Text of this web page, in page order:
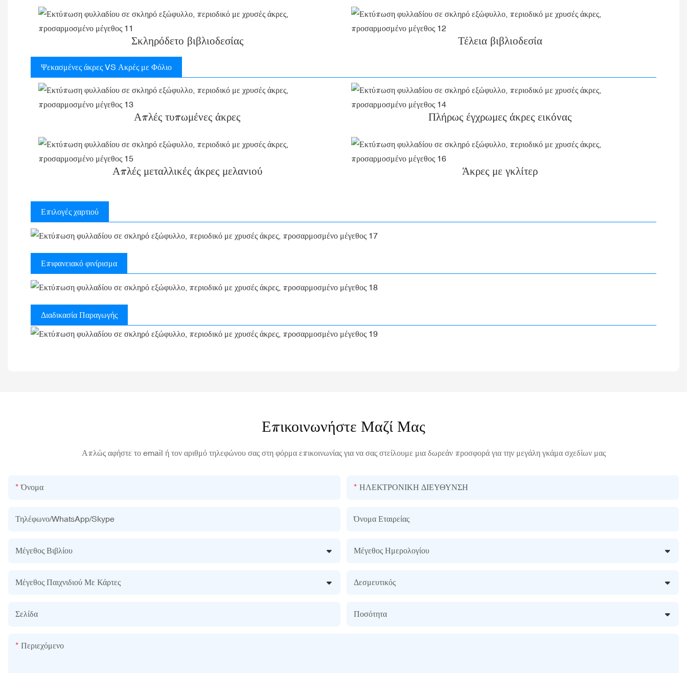
Σκληρόδετο βιβλιοδεσίας Τέλεια βιβλιοδεσία
Ψεκασμένες άκρες VS Ακρές με Φόλιο
Απλές τυπωμένες άκρες Πλήρως έγχρωμες άκρες εικόνας
Απλές μεταλλικές άκρες μελανιού Άκρες με γκλίτερ
Επιλογές χαρτιού
Επιφανειακό φινίρισμα
Διαδικασία Παραγωγής
Επικοινωνήστε Μαζί Μας
Απλώς αφήστε το email ή τον αριθμό τηλεφώνου σας στη φόρμα επικοινωνίας για να σας στείλουμε μια δωρεάν προσφορά για την μεγάλη γκάμα σχεδίων μας
Όνομα ΗΛΕΚΤΡΟΝΙΚΗ ΔΙΕΥΘΥΝΣΗ
Τηλέφωνο/WhatsApp/Skype Όνομα Εταιρείας
Μέγεθος Βιβλίου Μέγεθος Ημερολογίου
Μέγεθος Παιχνιδιού Με Κάρτες Δεσμευτικός
Σελίδα Ποσότητα
Περιεχόμενο